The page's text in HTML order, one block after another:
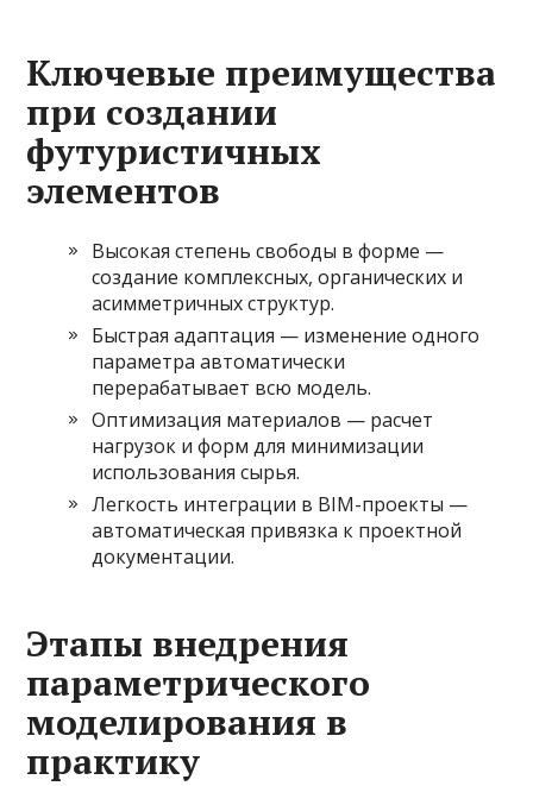
Ключевые преимущества
при создании
футуристичных
элементов
Высокая степень свободы в форме —
создание комплексных, органических и
асимметричных структур.
Быстрая адаптация — изменение одного
параметра автоматически
перерабатывает всю модель.
Оптимизация материалов — расчет
нагрузок и форм для минимизации
использования сырья.
Легкость интеграции в BIM-проекты —
автоматическая привязка к проектной
документации.
Этапы внедрения
параметрического
моделирования в
практику